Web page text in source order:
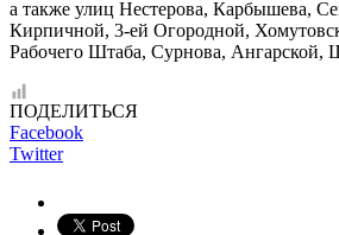
а также улиц Нестерова, Карбышева,
Кирпичной, 3-ей Огородной,
Рабочего Штаба, Сурнова, Ангарской,
ПОДЕЛИТЬСЯ
Facebook
Twitter